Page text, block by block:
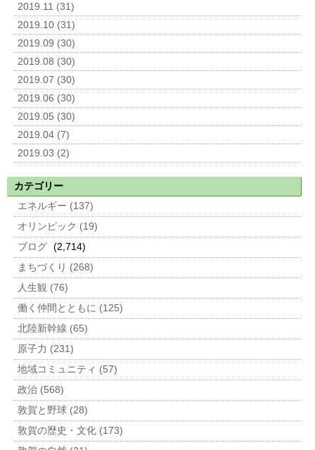
2019.11 (31)
2019.10 (31)
2019.09 (30)
2019.08 (30)
2019.07 (30)
2019.06 (30)
2019.05 (30)
2019.04 (7)
2019.03 (2)
カテゴリー
エネルギー (137)
オリンピック (19)
ブログ (2,714)
まちづくり (268)
人生観 (76)
働く仲間とともに (125)
北陸新幹線 (65)
原子力 (231)
地域コミュニティ (57)
政治 (568)
敦賀と野球 (28)
敦賀の歴史・文化 (173)